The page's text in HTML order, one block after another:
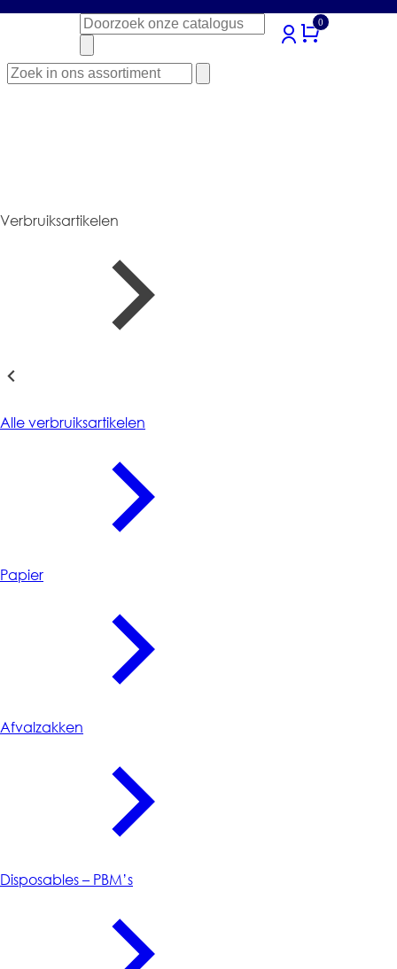
Zoeken
naar:
0
Zoeken
naar:
Verbruiksartikelen
Alle verbruiksartikelen
Papier
Afvalzakken
Disposables – PBM’s